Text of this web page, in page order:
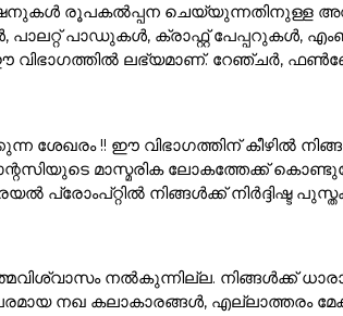
രൂപകൽപ്പന ചെയ്യുന്നതിനുള്ള
പാഡുകൾ, ക്രാഫ്റ്റ് പേപ്പറുകൾ,
വിഭാഗത്തിൽ ലഭ്യമാണ്. റേഞ്ചർ,
ശേഖരം !! ഈ വിഭാഗത്തിന് കീഴിൽ
മാസ്മരിക ലോകത്തേക്ക്
പ്രോംപ്റ്റിൽ നിങ്ങൾക്ക് നിർദ്ദിഷ്ട
നൽകുന്നില്ല. നിങ്ങൾക്ക്
നഖ കലാകാരങ്ങൾ, എല്ലാത്തരം